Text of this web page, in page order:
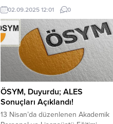
paylaşımda, İstanbul’da
gerçekleştirilen başarılı bir
uyuşturucu operasyonunu
duyurdu. İstanbul İl Emniyet
Müdürlüğü Narkotik Suçlarla
Mücadele Şube Müdürlüğü
tarafından yürütülen çalışmalarda,
Pendik, Sancaktepe, Beyoğlu ve
Beylikdüzü ilçelerinde düzenlenen
operasyonlarda toplam 417,5 kg
uyuşturucu madde ele geçirildi.
Operasyonda; 261 kg
02.09.2025 12:01 0
ÖSYM, Duyurdu; ALES
Sonuçları Açıklandı!
13 Nisan’da düzenlenen Akademik